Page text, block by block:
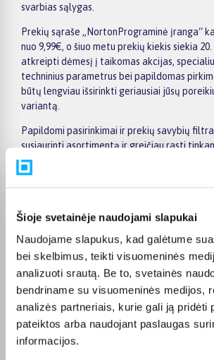
Šioje svetainėje naudojami slapukai
Naudojame slapukus, kad galėtume
bei skelbimus, teikti visuomeninės
analizuoti srautą. Be to, svetainės
bendriname su visuomeninės medijos,
analizės partneriais, kurie gali ją pridėti
pateiktos arba naudojant paslaugas
informacijos.
svarbias sąlygas.
Prekių sąraše „NortonPrograminė įranga“
nuo 9,99€, o šiuo metu prekių kiekis siekia
atkreipti dėmesį į taikomas akcijas,
techninius parametrus bei papildomas
būtų lengviau išsirinkti geriausiai jūsų
variantą.
Papildomi pasirinkimai ir prekių savybių
susiaurinti asortimentą ir greičiau rasti
Peržiūrėkite „NortonPrograminė įranga“
BIGBOX.LT, palyginkite prekes ir pirkite
Pasirinktą prekę pristatysime per jos
Pirkėjų atsiliepimai
Adrijus B.
Patvirtintas pirkėjas